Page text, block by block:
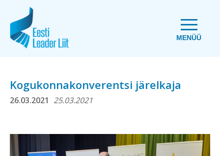
MENÜÜ
Kogukonnakonverentsi järelkaja
26.03.2021 25.03.2021